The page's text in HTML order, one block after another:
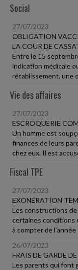
Social
27/07/2023
OBLIGATION
LA COUR DE
Entre le 15
indication médicale
rétablissement, une
Vie des affaires
27/07/2023
ESCROQUERIE
Un homme est
finances de leurs
chez eux. Il est
Fiscal TPE
27/07/2023
EXONÉRATION
Les constructions
certaines conditions
à compter de l'année
26/07/2023
FRAIS DE GARDE
Les parents qui font